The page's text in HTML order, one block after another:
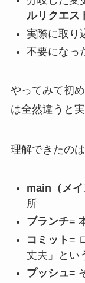
ルリクエス
実際に取り
不要になっ
やってみて初
は全然違うと実
理解できたの
main（メイ
所
ブランチ=
コミット=
丈夫」とい
プッシュ=